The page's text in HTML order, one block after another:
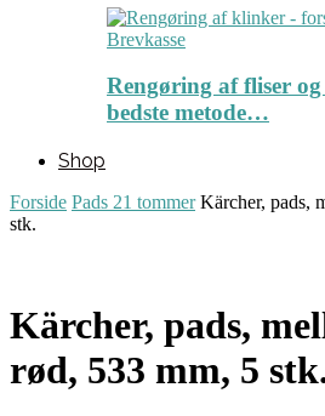
Brevkasse
Rengøring af fliser
bedste metode…
Shop
Forside Pads 21 tommer Kärcher, pads,
stk.
Kärcher, pads,
rød, 533 mm, 5